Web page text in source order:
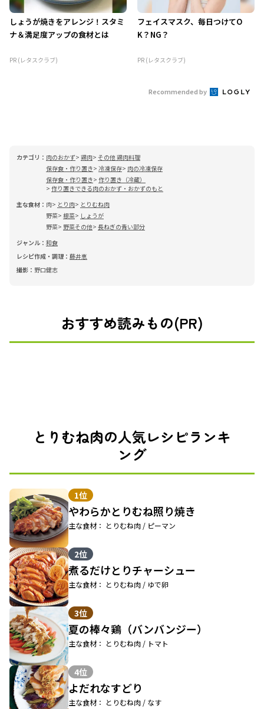
しょうが焼きをアレンジ！スタミ
ナ＆満足度アップの食材とは
PR (レタスクラブ)
フェイスマスク、毎日つけてO
K？NG？
PR (レタスクラブ)
Recommended by
カテゴリ： 肉のおかず 鶏肉 その他 鶏肉料理
保存食・作り置き
冷凍保存
肉の冷凍保存
保存食・作り置き
作り置き（冷蔵）
作り置きできる肉のおかず・おかずのもと
主な食材： 肉 とり肉
とりむね肉
野菜 根菜
しょうが
野菜
野菜その他 長ねぎの青い部分
ジャンル： 和食
レシピ作成・調理： 藤井恵
撮影： 野口健志
おすすめ読みもの(PR)
とりむね肉の人気レシピランキ
ング
1位
やわらかとりむね照り焼き
主な食材： とりむね肉 / ピーマン
2位
煮るだけとりチャーシュー
主な食材： とりむね肉 / ゆで卵
3位
夏の棒々鶏（バンバンジー）
主な食材： とりむね肉 / トマト
4位
よだれなすどり
主な食材： とりむね肉 / なす